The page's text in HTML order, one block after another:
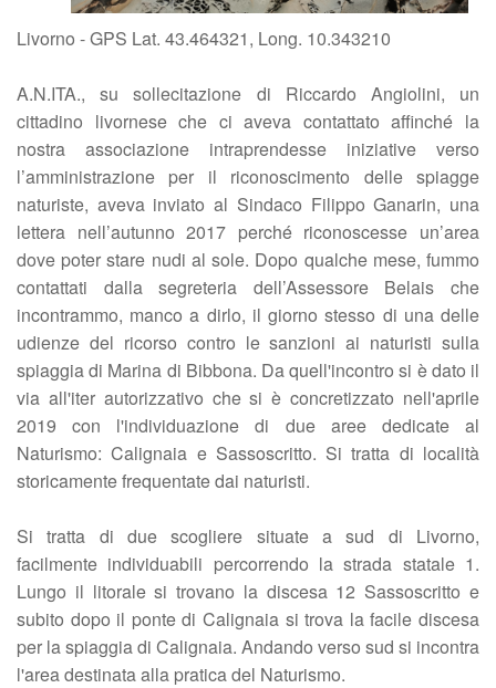
Livorno - GPS Lat. 43.464321, Long. 10.343210
A.N.ITA., su sollecitazione di Riccardo Angiolini, un
cittadino livornese che ci aveva contattato affinché la
nostra associazione intraprendesse iniziative verso
l’amministrazione per il riconoscimento delle spiagge
naturiste, aveva inviato al Sindaco Filippo Ganarin, una
lettera nell’autunno 2017 perché riconoscesse un’area
dove poter stare nudi al sole. Dopo qualche mese, fummo
contattati dalla segreteria dell’Assessore Belais che
incontrammo, manco a dirlo, il giorno stesso di una delle
udienze del ricorso contro le sanzioni ai naturisti sulla
spiaggia di Marina di Bibbona. Da quell'incontro si è dato il
via all'iter autorizzativo che si è concretizzato nell'aprile
2019 con l'individuazione di due aree dedicate al
Naturismo: Calignaia e Sassoscritto. Si tratta di località
storicamente frequentate dai naturisti.
Si tratta di due scogliere situate a sud di Livorno,
facilmente individuabili percorrendo la strada statale 1.
Lungo il litorale si trovano la discesa 12 Sassoscritto e
subito dopo il ponte di Calignaia si trova la facile discesa
per la spiaggia di Calignaia. Andando verso sud si incontra
l'area destinata alla pratica del Naturismo.